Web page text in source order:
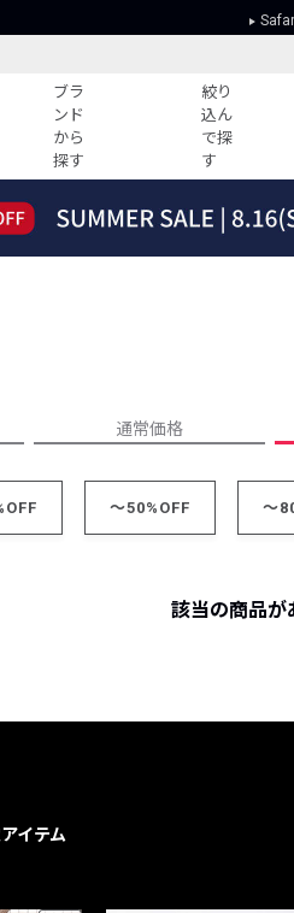
ブラ
ンド
から
探す
絞り
込ん
で探
す
すべての記事
人気記事ランキング
ウィークリーコーデ
通常価格
～50%OFF ～
該当の商品が
イテム